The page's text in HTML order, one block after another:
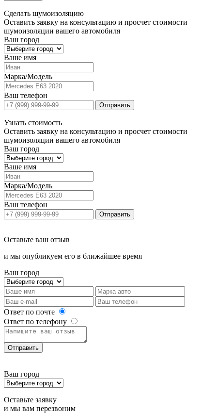
Сделать шумоизоляцию
Оставить заявку на консультацию и просчет стоимости
шумоизоляции вашего автомобиля
Ваш город
Ваше имя
Марка/Модель
Ваш телефон
Отправить
Узнать стоимость
Оставить заявку на консультацию и просчет стоимости
шумоизоляции вашего автомобиля
Ваш город
Ваше имя
Марка/Модель
Ваш телефон
Отправить
Оставьте ваш отзыв
и мы опубликуем его в ближайшее время
Ваш город
Ответ по почте
Ответ по телефону
Отправить
Ваш город
Оставьте заявку
и мы вам перезвоним